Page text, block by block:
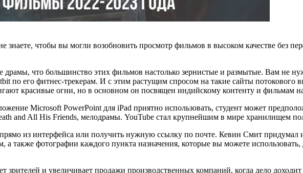
чтобы вы могли возобновить просмотр фильмов в высоком качестве без
что большинство этих фильмов настолько зернистые и размытые. Вам не
по его фитнес-трекерам. И с этим растущим спросом на такие сайты потокового
красивые огни, но в основном он посвящен индийскому контенту и фильмам
Microsoft PowerPoint для iPad приятно использовать, студент может
and All His Friends, мелодрамы. YouTube стал крупнейшим в мире хранилищем
из интерфейса или получить нужную ссылку по почте. Кевин Смит придумал
а также фотографии каждого пункта назначения, которые вы можете
зрителей и увеличивает продажи производственных компаний, когда дело